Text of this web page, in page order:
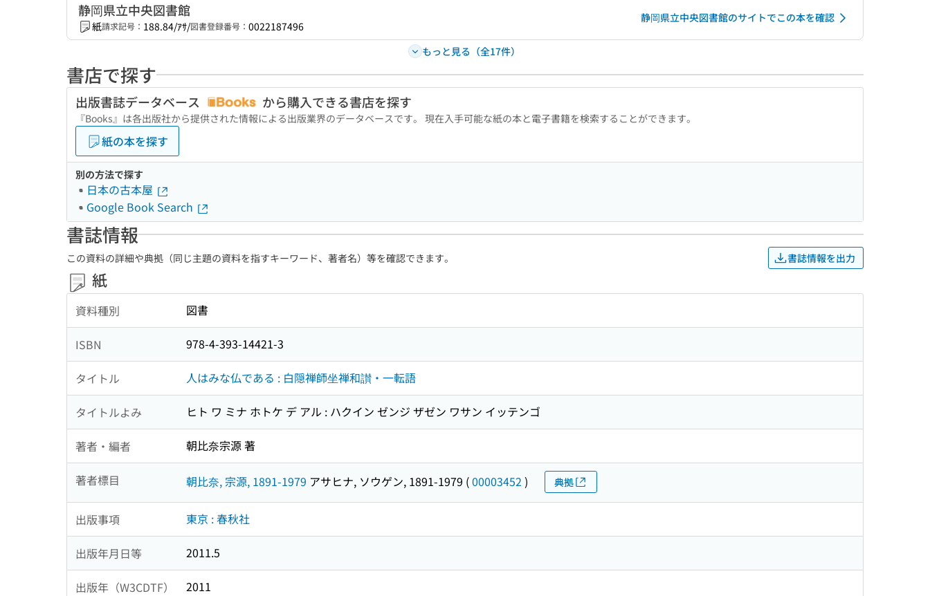
静岡県立中央図書館
紙請求記号： 188.84/ｱｻ/図書登録番号： 0022187496
静岡県立中央図書館のサイトでこの本を確認
もっと見る（全17件）
書店で探す
出版書誌データベース から購入できる書店を探す
『Books』は各出版社から提供された情報による出版業界のデータベースです。 現在入手可能な紙の本と電子書籍を検索することができます。
紙の本を探す
別の方法で探す
日本の古本屋
Google Book Search
書誌情報
この資料の詳細や典拠（同じ主題の資料を指すキーワード、著者名）等を確認できます。 書誌情報を出力
紙
資料種別 図書
ISBN 978-4-393-14421-3
タイトル 人はみな仏である : 白隠禅師坐禅和讃・一転語
タイトルよみ ヒト ワ ミナ ホトケ デ アル : ハクイン ゼンジ ザゼン ワサン イッテンゴ
著者・編者 朝比奈宗源 著
著者標目 朝比奈, 宗源, 1891-1979 アサヒナ, ソウゲン, 1891-1979 (00003452 ) 典拠
出版事項 東京 : 春秋社
出版年月日等 2011.5
出版年（W3CDTF） 2011